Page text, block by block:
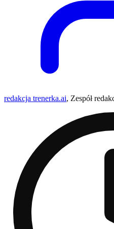
redakcja trenerka.ai, Zespół